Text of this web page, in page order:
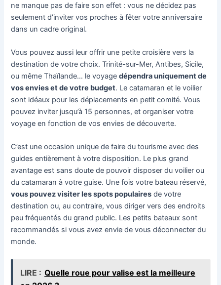
ne manque pas de faire son effet : vous ne décidez pas
seulement d’inviter vos proches à fêter votre anniversaire
dans un cadre original.
Vous pouvez aussi leur offrir une petite croisière vers la
destination de votre choix. Trinité-sur-Mer, Antibes, Sicile,
ou même Thaïlande… le voyagedépendra uniquement de
vos envies et de votre budget. Le catamaran et le voilier
sont idéaux pour les déplacements en petit comité. Vous
pouvez inviter jusqu’à 15 personnes, et organiser votre
voyage en fonction de vos envies de découverte.
C’est une occasion unique de faire du tourisme avec des
guides entièrement à votre disposition. Le plus grand
avantage est sans doute de pouvoir disposer du voilier ou
du catamaran à votre guise. Une fois votre bateau réservé,
vous pouvez visiter les spots populaires de votre
destination ou, au contraire, vous diriger vers des endroits
peu fréquentés du grand public. Les petits bateaux sont
recommandés si vous avez envie de vous déconnecter du
monde.
LIRE : Quelle roue pour valise est la meilleure